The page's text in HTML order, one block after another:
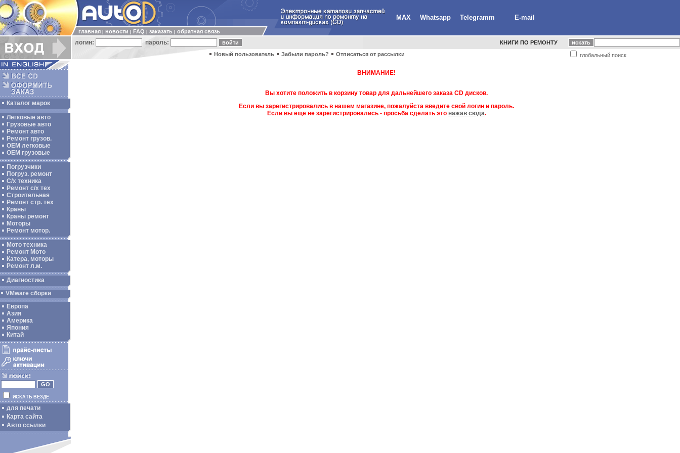
MAX Whatsapp Telegramm E-mail
главная новости FAQ заказать обратная связь
логин: пароль: КНИГИ ПО РЕМОНТУ
глобальный поиск
Новый пользователь Забыли пароль? Отписаться от рассылки
Каталог марок
Легковые авто
Грузовые авто
Ремонт авто
Ремонт грузов.
ОЕМ легковые
OEM грузовые
Погрузчики
Погруз. ремонт
С/х техника
Ремонт с/х тех
Строительная
Ремонт стр. тех
Краны
Краны ремонт
Моторы
Ремонт мотор.
Мото техника
Ремонт Мото
Катера, моторы
Ремонт л.м.
Диагностика
VMware сборки
Европа
Азия
Америка
Япония
Китай
ИСКАТЬ ВЕЗДЕ
для печати
Карта сайта
Авто ссылки
ВНИМАНИЕ!
Вы хотите положить в корзину товар для дальнейшего заказа CD дисков.
Если вы зарегистрировались в нашем магазине, пожалуйста введите свой логин и пароль.
Если вы еще не зарегистрировались - просьба сделать это нажав сюда.